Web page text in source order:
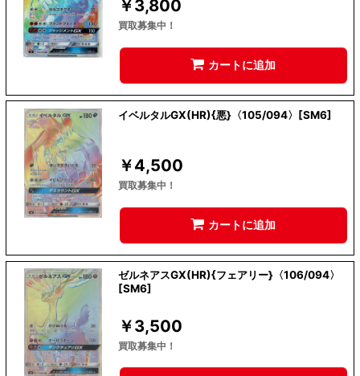
￥3,800
買取募集中！
カートに追加
イベルタルGX(HR){悪}〈105/094〉[SM6]
￥4,500
買取募集中！
カートに追加
ゼルネアスGX(HR){フェアリー}〈106/094〉
[SM6]
￥3,500
買取募集中！